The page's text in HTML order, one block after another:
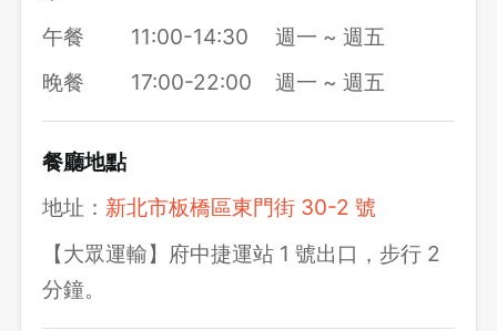
午餐 11:00-14:30
週一 ~ 週五
晚餐
17:00-22:00 週一 ~ 週五
餐廳地點
地址： 新北市板橋區東門街 30-2 號
【大眾運輸】府中捷運站 1 號出口，步行 2
分鐘。